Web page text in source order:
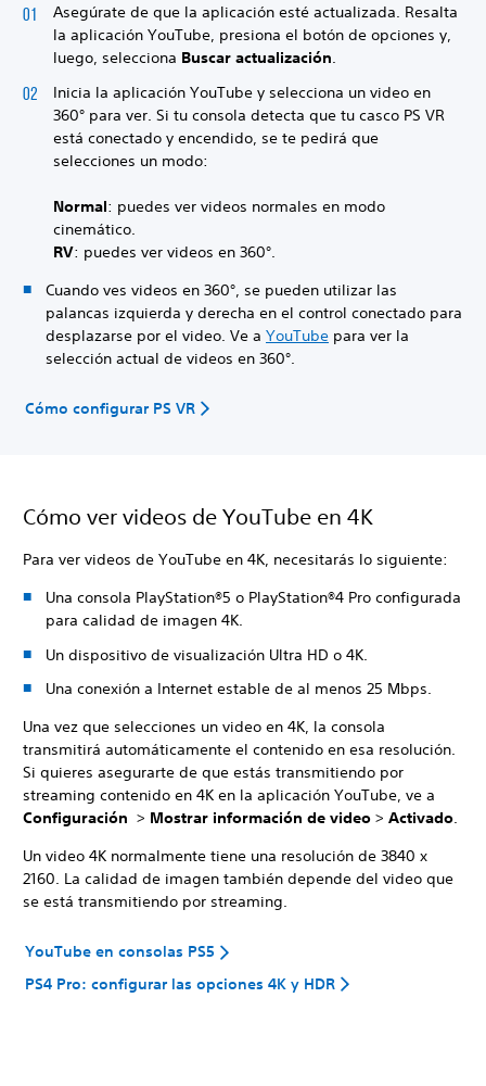
Asegúrate de que la aplicación esté actualizada. Resalta
la aplicación YouTube, presiona el botón de opciones y,
luego, selecciona Buscar actualización.
Inicia la aplicación YouTube y selecciona un video en
360° para ver. Si tu consola detecta que tu casco PS VR
está conectado y encendido, se te pedirá que
selecciones un modo:
Normal: puedes ver videos normales en modo
cinemático.
RV: puedes ver videos en 360°.
Cuando ves videos en 360°, se pueden utilizar las
palancas izquierda y derecha en el control conectado para
desplazarse por el video. Ve a YouTube para ver la
selección actual de videos en 360°.
Cómo configurar PS VR
Cómo ver videos de YouTube en 4K
Para ver videos de YouTube en 4K, necesitarás lo siguiente:
Una consola PlayStation®5 o PlayStation®4 Pro configurada
para calidad de imagen 4K.
Un dispositivo de visualización Ultra HD o 4K.
Una conexión a Internet estable de al menos 25 Mbps.
Una vez que selecciones un video en 4K, la consola
transmitirá automáticamente el contenido en esa resolución.
Si quieres asegurarte de que estás transmitiendo por
streaming contenido en 4K en la aplicación YouTube, ve a
Configuración > Mostrar información de video > Activado.
Un video 4K normalmente tiene una resolución de 3840 x
2160. La calidad de imagen también depende del video que
se está transmitiendo por streaming.
YouTube en consolas PS5
PS4 Pro: configurar las opciones 4K y HDR